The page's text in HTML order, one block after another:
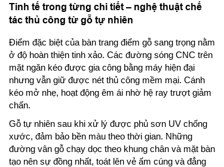
Tinh tế trong từng chi tiết – nghệ thuật chế
tác thủ công từ gỗ tự nhiên
Điểm đặc biệt của bàn trang điểm gỗ sang trọng nằm
ở độ hoàn thiện tinh xảo. Các đường sóng CNC trên
mặt ngăn kéo được gia công bằng máy hiện đại
nhưng vẫn giữ được nét thủ công mềm mại. Cánh
kéo mở nhẹ, hoạt động êm ái nhờ hệ ray trượt giảm
chấn.
Gỗ tự nhiên sau khi xử lý được phủ sơn UV chống
xước, đảm bảo bền màu theo thời gian. Những
đường vân gỗ chạy dọc theo khung chân và mặt bàn
tạo nên sự đồng nhất, toát lên vẻ ấm cúng và đẳng